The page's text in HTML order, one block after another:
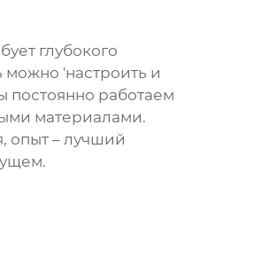
глубокого
можно 'настроить и
постоянно работаем
материалами.
опыт – лучший